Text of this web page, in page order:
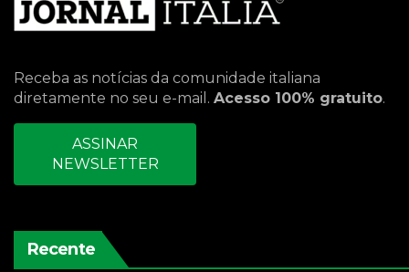
Receba as notícias da comunidade italiana
diretamente no seu e-mail. Acesso 100% gratuito.
ASSINAR
NEWSLETTER
Recente